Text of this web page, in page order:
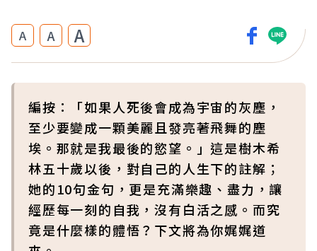
A A A
編按：「如果人死後會成為宇宙的灰塵，
至少要變成一顆美麗且發亮著飛舞的塵
埃。那就是我最後的慾望。」這是樹木希
林五十歲以後，對自己的人生下的註解；
她的10句金句，更是充滿樂趣、盡力，讓
經歷每一刻的自我，沒有白活之感。而究
竟是什麼樣的體悟？下文將為你娓娓道